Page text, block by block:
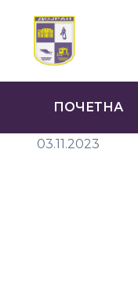
ПОЧЕТНА
03.11.2023